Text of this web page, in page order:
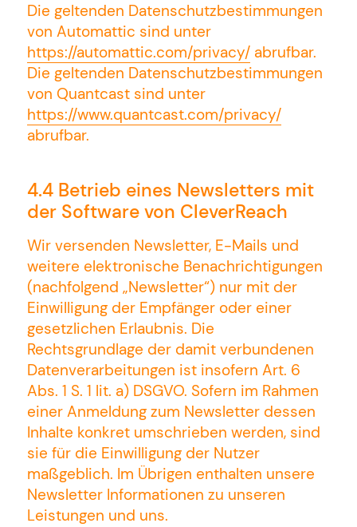
Die geltenden Datenschutzbestimmungen
von Automattic sind unter
https://automattic.com/privacy/abrufbar.
Die geltenden Datenschutzbestimmungen
von Quantcast sind unter
https://www.quantcast.com/privacy/
abrufbar.
4.4 Betrieb eines Newsletters mit
der Software von CleverReach
Wir versenden Newsletter, E-Mails und
weitere elektronische Benachrichtigungen
(nachfolgend „Newsletter“) nur mit der
Einwilligung der Empfänger oder einer
gesetzlichen Erlaubnis. Die
Rechtsgrundlage der damit verbundenen
Datenverarbeitungen ist insofern Art. 6
Abs. 1 S. 1 lit. a) DSGVO. Sofern im Rahmen
einer Anmeldung zum Newsletter dessen
Inhalte konkret umschrieben werden, sind
sie für die Einwilligung der Nutzer
maßgeblich. Im Übrigen enthalten unsere
Newsletter Informationen zu unseren
Leistungen und uns.